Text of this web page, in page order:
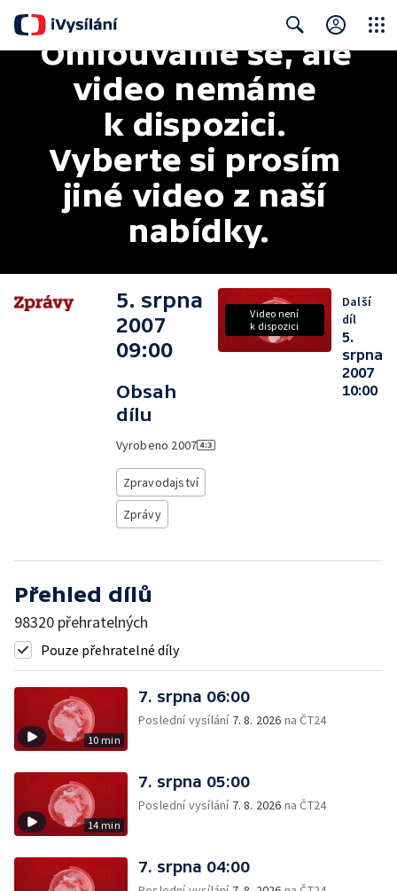
Search
Omlouváme se, ale
video nemáme
k dispozici.
Vyberte si prosím
jiné video z naší
nabídky.
5. srpna
2007
09:00
Obsah
dílu
Vyrobeno 2007
Zpravodajství
Zprávy
Video není
k dispozici
Další
díl
5.
srpna
2007
10:00
Přehled dílů
98320 přehratelných
Pouze přehratelné díly
10 min
7. srpna 06:00
Poslední vysílání 7. 8. 2026 na ČT24
14 min
7. srpna 05:00
Poslední vysílání 7. 8. 2026 na ČT24
7. srpna 04:00